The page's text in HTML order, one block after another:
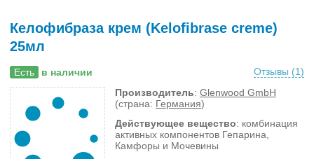
Келофибраза крем (Kelofibrase creme)
25мл
Есть в наличии Отзывы (1)
Производитель: Glenwood GmbH
(страна: Германия)
Действующее вещество: комбинация
активных компонентов Гепарина,
Камфоры и Мочевины